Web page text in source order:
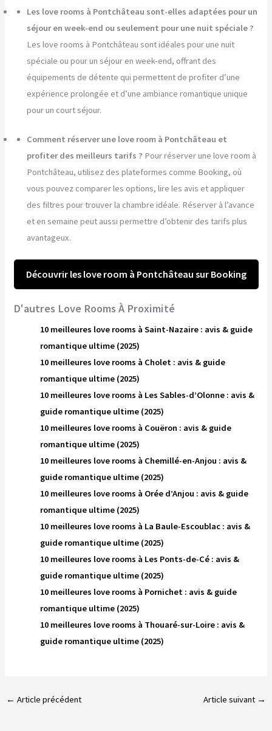
Les love rooms à Pontchâteau sont-elles adaptées pour un
séjour en week-end ou seulement pour une nuit spéciale ?
Les love rooms à Pontchâteau sont idéales pour une nuit
spéciale ou pour un séjour en week-end, offrant des
équipements de détente qui permettent de profiter d’une
expérience prolongée et d’une ambiance romantique unique
pour un court séjour.
Comment réserver une love room à Pontchâteau et
profiter des meilleurs tarifs ? Pour réserver une love room à
Pontchâteau, utilisez des plateformes comme Booking, où
vous pouvez comparer les options, lire les avis et appliquer
des filtres pour trouver la chambre idéale. Réserver à l’avance
et en semaine peut aussi permettre d’obtenir des tarifs plus
avantageux.
Découvrir les love room à Pontchâteau sur Booking
D'autres Love Rooms À Proximité
10 meilleures love rooms à Saint-Nazaire : avis & guide
romantique ultime (2025)
10 meilleures love rooms à Cholet : avis & guide
romantique ultime (2025)
10 meilleures love rooms à Les Sables-d’Olonne : avis &
guide romantique ultime (2025)
10 meilleures love rooms à Couëron : avis & guide
romantique ultime (2025)
10 meilleures love rooms à Chemillé-en-Anjou : avis &
guide romantique ultime (2025)
10 meilleures love rooms à Orée d’Anjou : avis & guide
romantique ultime (2025)
10 meilleures love rooms à La Baule-Escoublac : avis &
guide romantique ultime (2025)
10 meilleures love rooms à Les Ponts-de-Cé : avis &
guide romantique ultime (2025)
10 meilleures love rooms à Pornichet : avis & guide
romantique ultime (2025)
10 meilleures love rooms à Thouaré-sur-Loire : avis &
guide romantique ultime (2025)
← Article précédent Article suivant →